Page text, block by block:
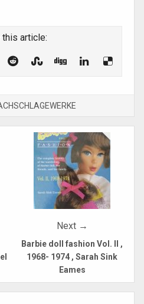
this article:
Next →
Barbie doll fashion Vol. II ,
1968- 1974 , Sarah Sink
Eames